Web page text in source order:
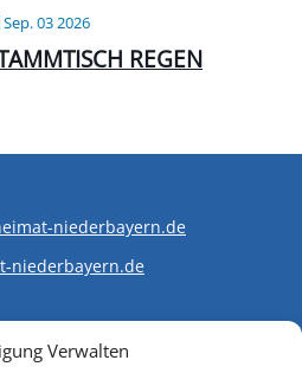
Verwalten
Sep. 03 2026
REGEN
niederbayern.de
niederbayern.de